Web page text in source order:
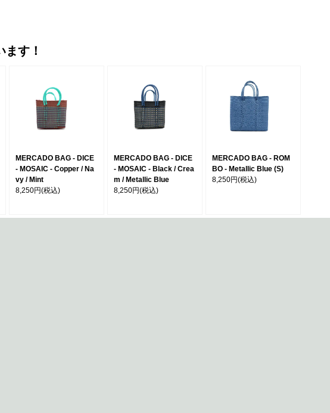
す！
MERCADO BAG - DICE
- MOSAIC - Copper / Na
vy / Mint
8,250円(税込)
MERCADO BAG - DICE
- MOSAIC - Black / Crea
m / Metallic Blue
8,250円(税込)
MERCADO BAG - ROM
BO - Metallic Blue (S)
8,250円(税込)